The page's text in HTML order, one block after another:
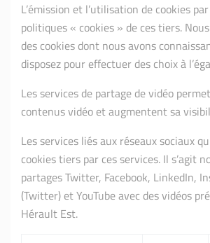
L’émission et l’utilisation de cookies
politiques « cookies » de ces tiers.
des cookies dont nous avons
disposez pour effectuer des choix à
Les services de partage de vidéo
contenus vidéo et augmentent sa
Les services liés aux réseaux sociaux
cookies tiers par ces services. Il s’agit
partages Twitter, Facebook, LinkedIn,
(Twitter) et YouTube avec des vidéos
Hérault Est.